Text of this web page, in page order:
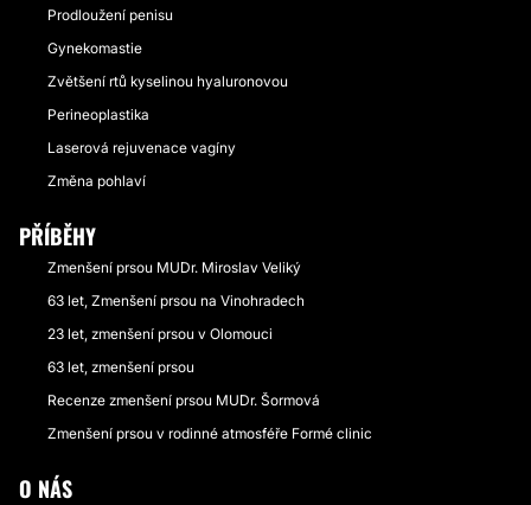
Prodloužení penisu
Gynekomastie
Zvětšení rtů kyselinou hyaluronovou
Perineoplastika
Laserová rejuvenace vagíny
Změna pohlaví
PŘÍBĚHY
Zmenšení prsou MUDr. Miroslav Veliký
63 let, Zmenšení prsou na Vinohradech
23 let, zmenšení prsou v Olomouci
63 let, zmenšení prsou
Recenze zmenšení prsou MUDr. Šormová
Zmenšení prsou v rodinné atmosféře Formé clinic
O NÁS